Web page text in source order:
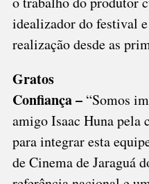
idealizador do festival
realização desde as
Gratos
Confiança – “Somos
amigo Isaac Huna pela
para integrar esta
de Cinema de Jaraguá